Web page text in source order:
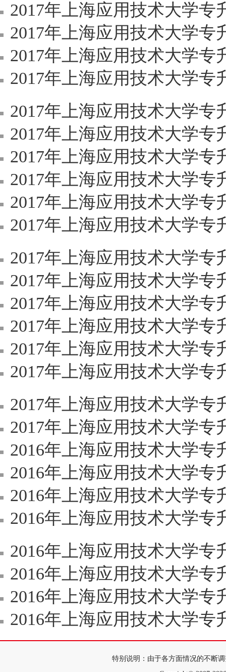
2017年上海应用技术大学专
2017年上海应用技术大学专
2017年上海应用技术大学专
2017年上海应用技术大学专
2017年上海应用技术大学专
2017年上海应用技术大学专
2017年上海应用技术大学专升本
2017年上海应用技术大学专升
2017年上海应用技术大学专升本
2017年上海应用技术大学专升本
2017年上海应用技术大学专升本
2017年上海应用技术大学专升
2017年上海应用技术大学专升本《C
2017年上海应用技术大学专升本
2017年上海应用技术大学专升本招生专业
2017年上海应用技术大学专升本招生专业
2017年上海应用技术大学专升本英语
2017年上海应用技术大学专升本英语
2016年上海应用技术大学专
2016年上海应用技术大学专
2016年上海应用技术大学专
2016年上海应用技术大学专
2016年上海应用技术大学专
2016年上海应用技术大学专
2016年上海应用技术大学专
2016年上海应用技术大学专升本招生专业
特别说明：由于各方面情况的不断